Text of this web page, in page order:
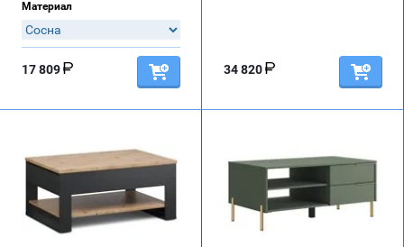
Материал
17 809 34 820